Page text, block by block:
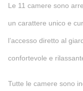
Le 11 camere sono
un carattere unico e
l’accesso diretto al
confortevole e
Tutte le camere sono